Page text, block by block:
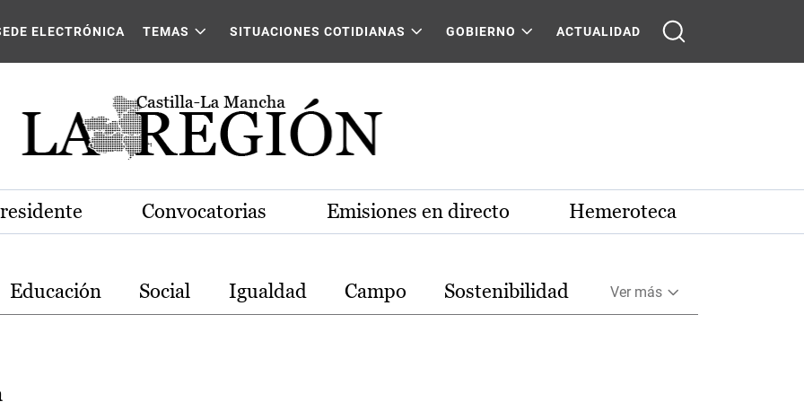
La Mancha
ELECTRÓNICA TEMAS SITUACIONES COTIDIANAS GOBIERNO ACTUALIDAD
Convocatorias Emisiones en directo Hemeroteca
Educación Social Igualdad Campo Sostenibilidad Ver más